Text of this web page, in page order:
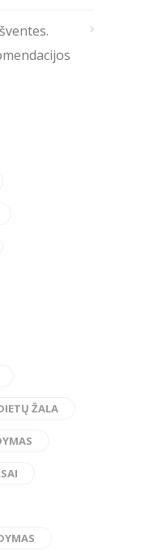
ŽALA